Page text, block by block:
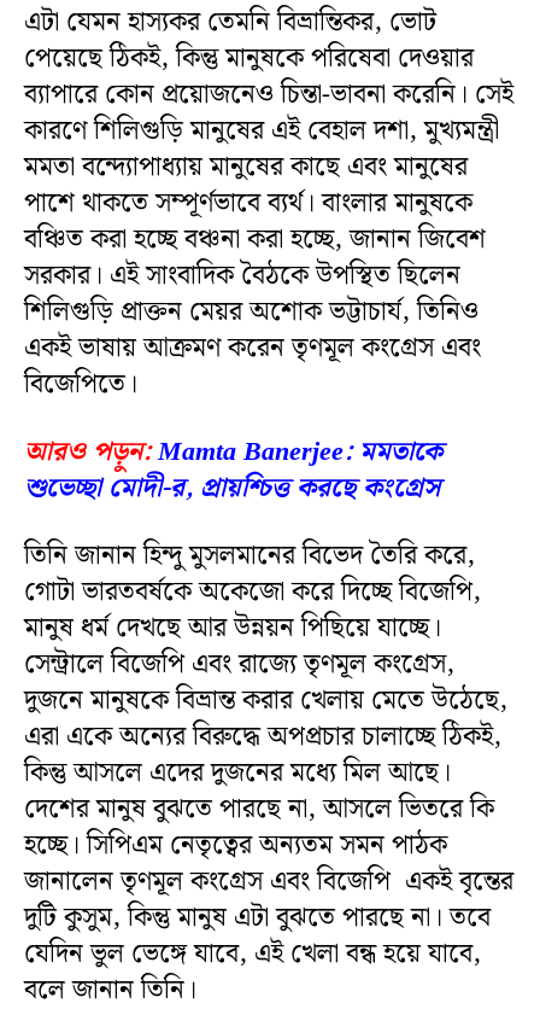
এটা যেমন হাস্যকর তেমনি বিভ্রান্তিকর, ভোট
পেয়েছে ঠিকই, কিন্তু মানুষকে পরিষেবা দেওয়ার
ব্যাপারে কোন প্রয়োজনেও চিন্তা-ভাবনা করেনি। সেই
কারণে শিলিগুড়ি মানুষের এই বেহাল দশা, মুখ্যমন্ত্রী
মমতা বন্দ্যোপাধ্যায় মানুষের কাছে এবং মানুষের
পাশে থাকতে সম্পূর্ণভাবে ব্যর্থ। বাংলার মানুষকে
বঞ্চিত করা হচ্ছে বঞ্চনা করা হচ্ছে, জানান জিবেশ
সরকার। এই সাংবাদিক বৈঠকে উপস্থিত ছিলেন
শিলিগুড়ি প্রাক্তন মেয়র অশোক ভট্টাচার্য, তিনিও
একই ভাষায় আক্রমণ করেন তৃণমূল কংগ্রেস এবং
বিজেপিতে।
আরও পড়ুন:Mamta Banerjee: মমতাকে
শুভেচ্ছা মোদী-র, প্রায়শ্চিত্ত করছে কংগ্রেস
তিনি জানান হিন্দু মুসলমানের বিভেদ তৈরি করে,
গোটা ভারতবর্ষকে অকেজো করে দিচ্ছে বিজেপি,
মানুষ ধর্ম দেখছে আর উন্নয়ন পিছিয়ে যাচ্ছে।
সেন্ট্রালে বিজেপি এবং রাজ্যে তৃণমূল কংগ্রেস,
দুজনে মানুষকে বিভ্রান্ত করার খেলায় মেতে উঠেছে,
এরা একে অন্যের বিরুদ্ধে অপপ্রচার চালাচ্ছে ঠিকই,
কিন্তু আসলে এদের দুজনের মধ্যে মিল আছে।
দেশের মানুষ বুঝতে পারছে না, আসলে ভিতরে কি
হচ্ছে। সিপিএম নেতৃত্বের অন্যতম সমন পাঠক
জানালেন তৃণমূল কংগ্রেস এবং বিজেপি একই বৃন্তের
দুটি কুসুম, কিন্তু মানুষ এটা বুঝতে পারছে না। তবে
যেদিন ভুল ভেঙ্গে যাবে, এই খেলা বন্ধ হয়ে যাবে,
বলে জানান তিনি।